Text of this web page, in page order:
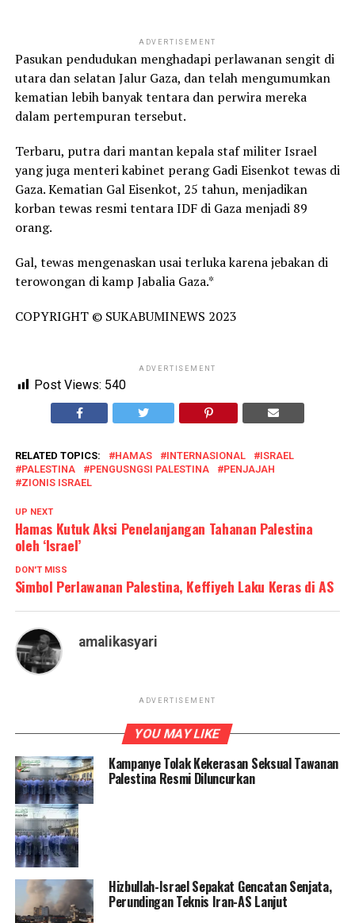
ADVERTISEMENT
Pasukan pendudukan menghadapi perlawanan sengit di
utara dan selatan Jalur Gaza, dan telah mengumumkan
kematian lebih banyak tentara dan perwira mereka
dalam pertempuran tersebut.
Terbaru, putra dari mantan kepala staf militer Israel
yang juga menteri kabinet perang Gadi Eisenkot tewas di
Gaza. Kematian Gal Eisenkot, 25 tahun, menjadikan
korban tewas resmi tentara IDF di Gaza menjadi 89
orang.
Gal, tewas mengenaskan usai terluka karena jebakan di
terowongan di kamp Jabalia Gaza.*
COPYRIGHT © SUKABUMINEWS 2023
ADVERTISEMENT
Post Views: 540
RELATED TOPICS: HAMAS INTERNASIONAL
ISRAEL
PALESTINA
PENGUSNGSI PALESTINA
PENJAJAH
ZIONIS ISRAEL
UP NEXT
Hamas Kutuk Aksi Penelanjangan Tahanan Palestina
oleh ‘Israel’
DON'T MISS
Simbol Perlawanan Palestina, Keffiyeh Laku Keras di AS
amalikasyari
ADVERTISEMENT
YOU MAY LIKE
Kampanye Tolak Kekerasan Seksual Tawanan
Palestina Resmi Diluncurkan
Hizbullah-Israel Sepakat Gencatan Senjata,
Perundingan Teknis Iran-AS Lanjut